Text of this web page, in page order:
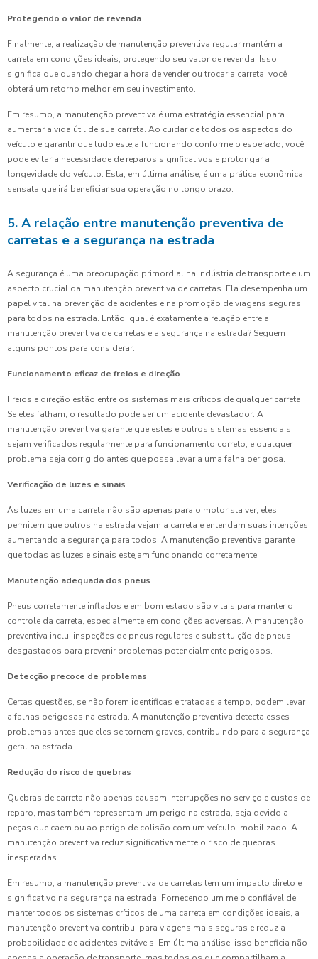
Protegendo o valor de revenda
Finalmente, a realização de manutenção preventiva regular mantém a
carreta em condições ideais, protegendo seu valor de revenda. Isso
significa que quando chegar a hora de vender ou trocar a carreta, você
obterá um retorno melhor em seu investimento.
Em resumo, a manutenção preventiva é uma estratégia essencial para
aumentar a vida útil de sua carreta. Ao cuidar de todos os aspectos do
veículo e garantir que tudo esteja funcionando conforme o esperado, você
pode evitar a necessidade de reparos significativos e prolongar a
longevidade do veículo. Esta, em última análise, é uma prática econômica
sensata que irá beneficiar sua operação no longo prazo.
5. A relação entre manutenção preventiva de
carretas e a segurança na estrada
A segurança é uma preocupação primordial na indústria de transporte e um
aspecto crucial da manutenção preventiva de carretas. Ela desempenha um
papel vital na prevenção de acidentes e na promoção de viagens seguras
para todos na estrada. Então, qual é exatamente a relação entre a
manutenção preventiva de carretas e a segurança na estrada? Seguem
alguns pontos para considerar.
Funcionamento eficaz de freios e direção
Freios e direção estão entre os sistemas mais críticos de qualquer carreta.
Se eles falham, o resultado pode ser um acidente devastador. A
manutenção preventiva garante que estes e outros sistemas essenciais
sejam verificados regularmente para funcionamento correto, e qualquer
problema seja corrigido antes que possa levar a uma falha perigosa.
Verificação de luzes e sinais
As luzes em uma carreta não são apenas para o motorista ver, eles
permitem que outros na estrada vejam a carreta e entendam suas intenções,
aumentando a segurança para todos. A manutenção preventiva garante
que todas as luzes e sinais estejam funcionando corretamente.
Manutenção adequada dos pneus
Pneus corretamente inflados e em bom estado são vitais para manter o
controle da carreta, especialmente em condições adversas. A manutenção
preventiva inclui inspeções de pneus regulares e substituição de pneus
desgastados para prevenir problemas potencialmente perigosos.
Detecção precoce de problemas
Certas questões, se não forem identificas e tratadas a tempo, podem levar
a falhas perigosas na estrada. A manutenção preventiva detecta esses
problemas antes que eles se tornem graves, contribuindo para a segurança
geral na estrada.
Redução do risco de quebras
Quebras de carreta não apenas causam interrupções no serviço e custos de
reparo, mas também representam um perigo na estrada, seja devido a
peças que caem ou ao perigo de colisão com um veículo imobilizado. A
manutenção preventiva reduz significativamente o risco de quebras
inesperadas.
Em resumo, a manutenção preventiva de carretas tem um impacto direto e
significativo na segurança na estrada. Fornecendo um meio confiável de
manter todos os sistemas críticos de uma carreta em condições ideais, a
manutenção preventiva contribui para viagens mais seguras e reduz a
probabilidade de acidentes evitáveis. Em última análise, isso beneficia não